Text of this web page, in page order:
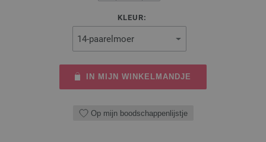
KLEUR:
IN MIJN WINKELMANDJE
Op mijn boodschappenlijstje